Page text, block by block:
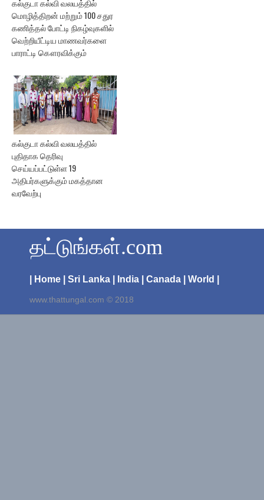
கல்குடா கல்வி வலயத்தில்
மொழித்திறன் மற்றும் 100 சதுர
கணித்தல் போட்டி நிகழ்வுகளில்
வெற்றியீட்டிய மாணவர்களை
பாராட்டி கௌரவிக்கும்
கல்குடா கல்வி வலயத்தில்
புதிதாக தெரிவு
செய்யப்பட்டுள்ள 19
அதிபர்களுக்கும் மகத்தான
வரவேற்பு
தட்டுங்கள்.com
| Home | Sri Lanka | India | Canada | World |
www.thattungal.com © 2018